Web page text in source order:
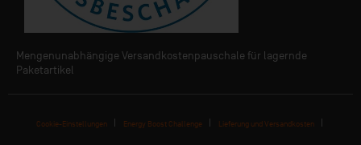
Mengenunabhängige Versandkostenpauschale für lagernde
Paketartikel
Cookie-Einstellungen Energy Boost Challenge Lieferung und Versandkosten